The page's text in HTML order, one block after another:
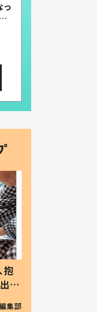
な
っ
抱
ま
集部